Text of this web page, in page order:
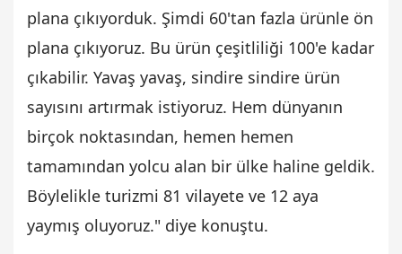
plana çıkıyorduk. Şimdi 60'tan fazla ürünle ön
plana çıkıyoruz. Bu ürün çeşitliliği 100'e kadar
çıkabilir. Yavaş yavaş, sindire sindire ürün
sayısını artırmak istiyoruz. Hem dünyanın
birçok noktasından, hemen hemen
tamamından yolcu alan bir ülke haline geldik.
Böylelikle turizmi 81 vilayete ve 12 aya
yaymış oluyoruz." diye konuştu.